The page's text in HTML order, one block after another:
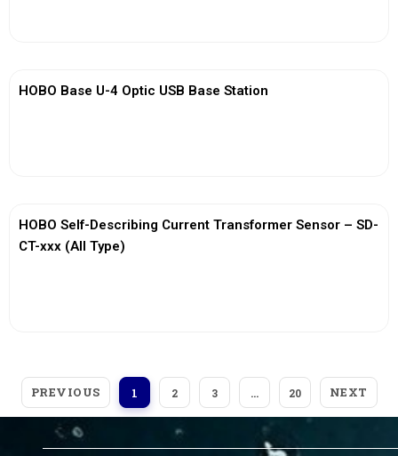
HOBO Base U-4 Optic USB Base Station
HOBO Self-Describing Current Transformer Sensor – SD-
CT-xxx (All Type)
PREVIOUS 1 2 3 … 20 NEXT